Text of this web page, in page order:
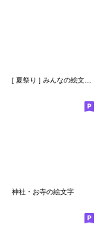
神社・お寺の絵文字